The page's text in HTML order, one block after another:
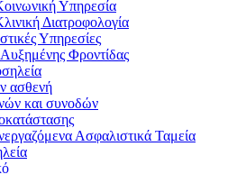
Υπηρεσία
Διατροφολογία
Υπηρεσίες
Φροντίδας
ασθενή
και συνοδών
Ασφαλιστικά Ταμεία